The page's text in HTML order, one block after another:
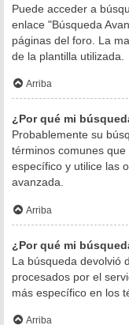
Puede acceder a
enlace "Búsqueda
páginas del foro. La
de la plantilla utilizada.
Arriba
¿Por qué mi
Probablemente su
términos comunes
específico y utilice las
avanzada.
Arriba
¿Por qué mi
La búsqueda devolvió
procesados por el
más específico en los
Arriba